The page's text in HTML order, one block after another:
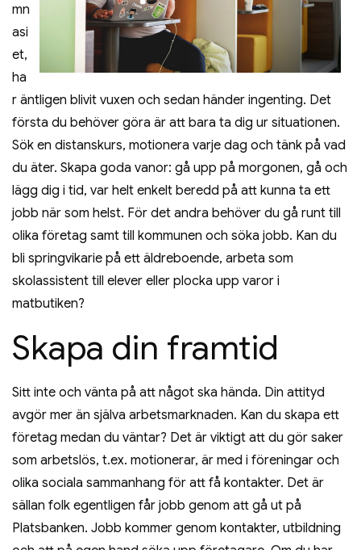
mn
asi
et,
ha
r äntligen blivit vuxen och sedan händer ingenting. Det
första du behöver göra är att bara ta dig ur situationen.
Sök en distanskurs, motionera varje dag och tänk på vad
du äter. Skapa goda vanor: gå upp på morgonen, gå och
lägg dig i tid, var helt enkelt beredd på att kunna ta ett
jobb när som helst. För det andra behöver du gå runt till
olika företag samt till kommunen och söka jobb. Kan du
bli springvikarie på ett äldreboende, arbeta som
skolassistent till elever eller plocka upp varor i
matbutiken?
Skapa din framtid
Sitt inte och vänta på att något ska hända. Din attityd
avgör mer än själva arbetsmarknaden. Kan du skapa ett
företag medan du väntar? Det är viktigt att du gör saker
som arbetslös, t.ex. motionerar, är med i föreningar och
olika sociala sammanhang för att få kontakter. Det är
sällan folk egentligen får jobb genom att gå ut på
Platsbanken. Jobb kommer genom kontakter, utbildning